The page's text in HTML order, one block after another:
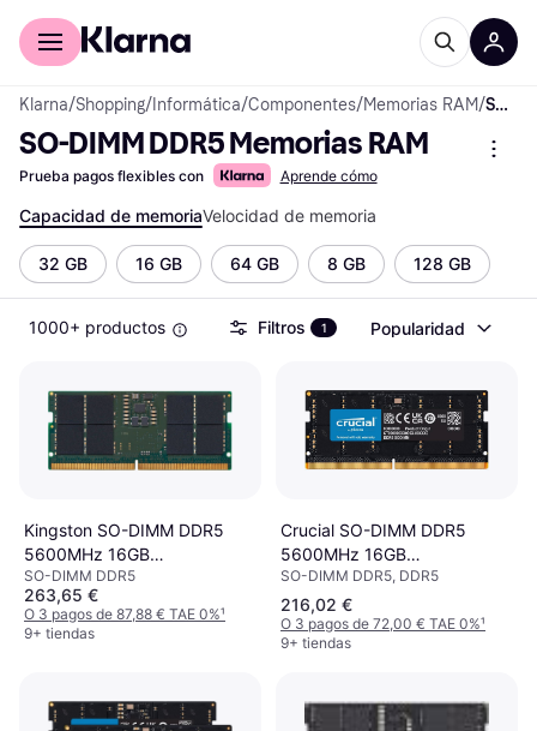
Comprar con Klarna
Klarna/Shopping/ Informática/Componentes/Memorias RAM/ SO-DIMM DDR5 Memorias RAM
SO-DIMM DDR5 Memorias RAM
Prueba pagos flexibles con Aprende cómo
Capacidad de memoriaVelocidad de memoria
32 GB 16 GB 64 GB 8 GB 128 GB
1000+ productos Filtros 1 Popularidad
Kingston SO-DIMM DDR5
5600MHz 16GB
(KCP556SS8-16)
SO-DIMM DDR5
263,65 €
O 3 pagos de 87,88 € TAE 0%¹
9+ tiendas
Crucial SO-DIMM DDR5
5600MHz 16GB
(CT16G56C46S5)
SO-DIMM DDR5, DDR5
216,02 €
O 3 pagos de 72,00 € TAE 0%¹
9+ tiendas